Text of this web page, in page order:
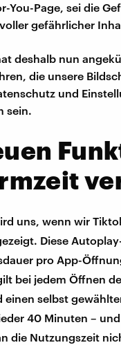
You-Page, sei die
gefährlicher
deshalb nun
die unsere
und
sein.
uns, wenn wir
Diese
pro App-
bei jedem Öffnen
einen selbst
40 Minuten –
die Nutzungszeit